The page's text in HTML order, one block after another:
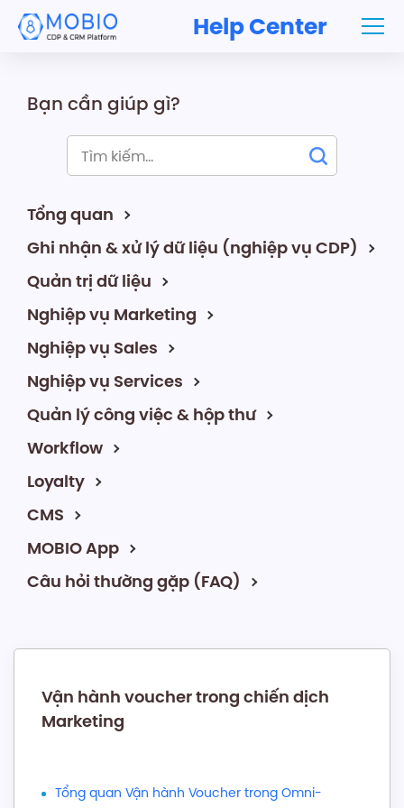
Help Center
Bạn cần giúp gì?
Tổng quan
Ghi nhận & xử lý dữ liệu (nghiệp vụ CDP)
Quản trị dữ liệu
Nghiệp vụ Marketing
Nghiệp vụ Sales
Nghiệp vụ Services
Quản lý công việc & hộp thư
Workflow
Loyalty
CMS
MOBIO App
Câu hỏi thường gặp (FAQ)
Vận hành voucher trong chiến dịch
Marketing
Tổng quan Vận hành Voucher trong Omni-